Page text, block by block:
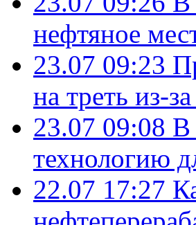
нефтяное
23.07 09:23
на треть из-
23.07 09:08 В
технологию
22.07 17:27